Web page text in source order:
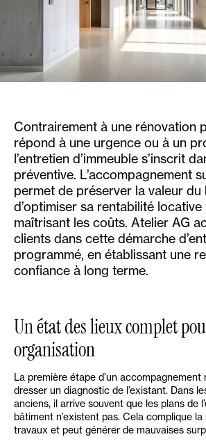
Contrairement à une rénovation
répond à une urgence ou à un
l’entretien d’immeuble s’inscrit
préventive. L’accompagnement
permet de préserver la valeur du
d’optimiser sa rentabilité
maîtrisant les coûts. Atelier AG
clients dans cette démarche
programmé, en établissant une
confiance à long terme.
Un état des lieux complet
organisation
La première étape d’un accompagnement
dresser un diagnostic de l’existant. Dans
anciens, il arrive souvent que les plans de
bâtiment n’existent pas. Cela complique
travaux et peut générer de mauvaises